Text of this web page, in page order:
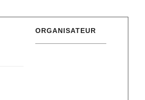
ORGANISATEUR